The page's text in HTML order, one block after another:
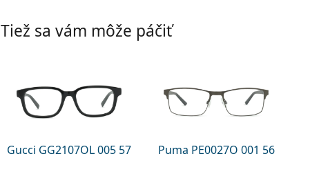
Tiež sa vám môže páčiť
Gucci GG2107OL 005 57 Puma PE0027O 001 56